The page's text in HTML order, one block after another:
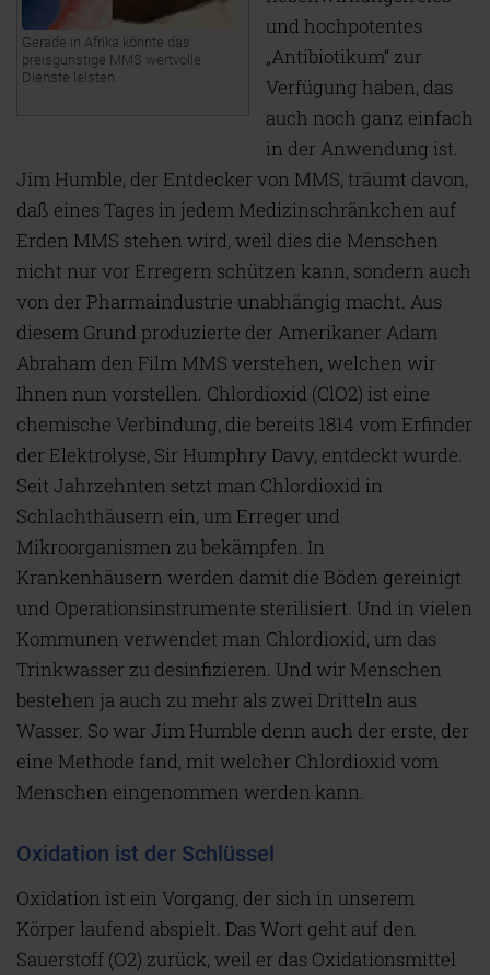
Gerade in Afrika könnte das
preisgünstige MMS wertvolle
Dienste leisten.
und hochpotentes
„Antibiotikum“ zur
Verfügung haben, das
auch noch ganz einfach
in der Anwendung ist.
Jim Humble, der Entdecker von MMS, träumt davon,
daß eines Tages in jedem Medizinschränkchen auf
Erden MMS stehen wird, weil dies die Menschen
nicht nur vor Erregern schützen kann, sondern auch
von der Pharmaindustrie unabhängig macht. Aus
diesem Grund produzierte der Amerikaner Adam
Abraham den Film MMS verstehen, welchen wir
Ihnen nun vorstellen. Chlordioxid (ClO2) ist eine
chemische Verbindung, die bereits 1814 vom Erfinder
der Elektrolyse, Sir Humphry Davy, entdeckt wurde.
Seit Jahrzehnten setzt man Chlordioxid in
Schlachthäusern ein, um Erreger und
Mikroorganismen zu bekämpfen. In
Krankenhäusern werden damit die Böden gereinigt
und Operationsinstrumente sterilisiert. Und in vielen
Kommunen verwendet man Chlordioxid, um das
Trinkwasser zu desinfizieren. Und wir Menschen
bestehen ja auch zu mehr als zwei Dritteln aus
Wasser. So war Jim Humble denn auch der erste, der
eine Methode fand, mit welcher Chlordioxid vom
Menschen eingenommen werden kann.
Oxidation ist der Schlüssel
Oxidation ist ein Vorgang, der sich in unserem
Körper laufend abspielt. Das Wort geht auf den
Sauerstoff (O2) zurück, weil er das Oxidationsmittel